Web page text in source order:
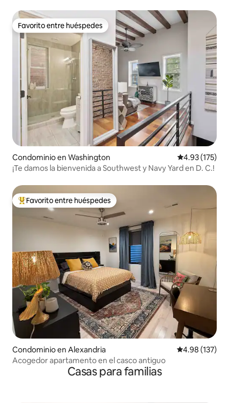
Favorito entre huéspedes
Favorito entre huéspedes
Condominio en Washington Calificación
4.93 (175)
¡Te damos la bienvenida a Southwest y Navy Yard en D. C.!
De los mejores en Favorito entre huéspedes
Favorito entre huéspedes
Condominio en Alexandria Calificación
4.98 (137)
Acogedor apartamento en el casco antiguo
Casas para familias